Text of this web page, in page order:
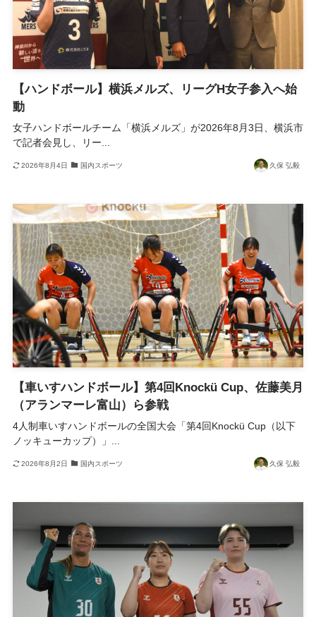
【ハンドボール】横浜メルズ、リーグH女子参入へ始
動
女子ハンドボールチーム「横浜メルズ」が2026年8月3日、横浜市
で記者会見し、リー...
2026年8月4日 国内スポーツ 久保 弘毅
【車いすハンドボール】第4回Knockü Cup、佐藤美月
（アランマーレ富山）ら参戦
4人制車いすハンドボールの全国大会「第4回Knockü Cup（以下
ノッキューカップ）」...
2026年8月2日 国内スポーツ 久保 弘毅